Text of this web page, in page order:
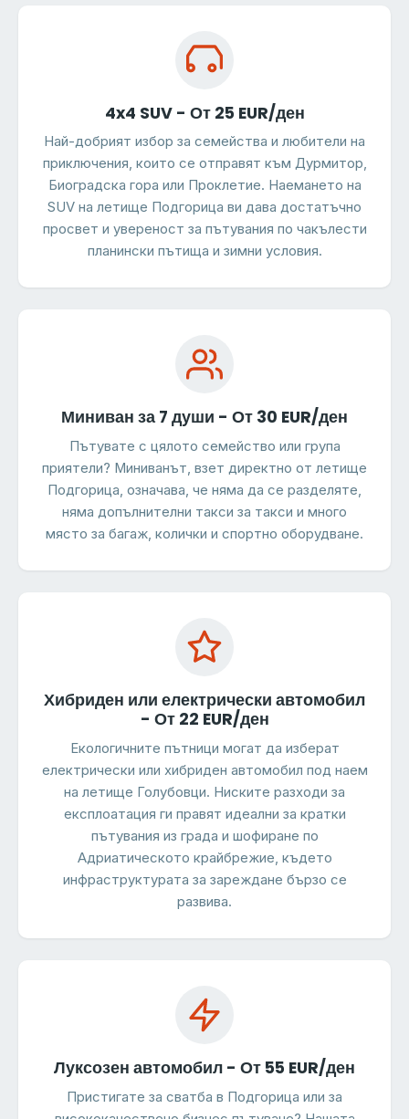
4x4 SUV - От 25 EUR/ден
Най-добрият избор за семейства и любители на
приключения, които се отправят към Дурмитор,
Биоградска гора или Проклетие. Наемането на
SUV на летище Подгорица ви дава достатъчно
просвет и увереност за пътувания по чакълести
планински пътища и зимни условия.
Миниван за 7 души - От 30 EUR/ден
Пътувате с цялото семейство или група
приятели? Миниванът, взет директно от летище
Подгорица, означава, че няма да се разделяте,
няма допълнителни такси за такси и много
място за багаж, колички и спортно оборудване.
Хибриден или електрически автомобил
- От 22 EUR/ден
Екологичните пътници могат да изберат
електрически или хибриден автомобил под наем
на летище Голубовци. Ниските разходи за
експлоатация ги правят идеални за кратки
пътувания из града и шофиране по
Адриатическото крайбрежие, където
инфраструктурата за зареждане бързо се
развива.
Луксозен автомобил - От 55 EUR/ден
Пристигате за сватба в Подгорица или за